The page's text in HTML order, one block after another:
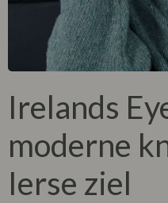
Irelands
moderne
Ierse ziel